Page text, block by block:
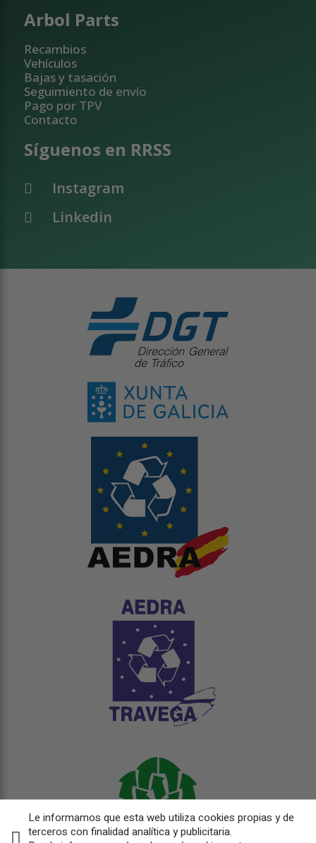
Arbol Parts
Recambios
Vehículos
Bajas y tasación
Seguimiento de envío
Pago por TPV
Contacto
Síguenos en RRSS
Instagram
Linkedin
Le informamos que esta web utiliza cookies propias y de
terceros con finalidad analítica y publicitaria.